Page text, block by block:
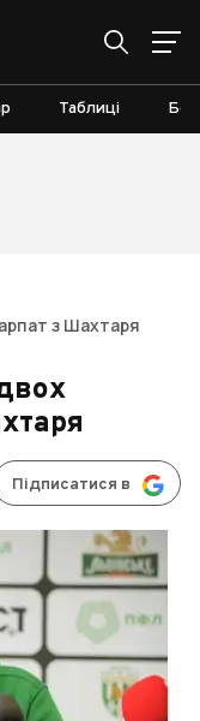
Таблиці
з Шахтаря
Підписатися в